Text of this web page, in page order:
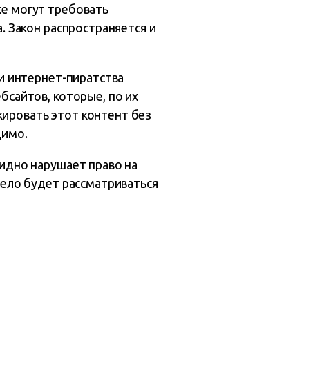
могут требовать
распространяется и
интернет-пиратства
которые, по их
этот контент без
нарушает право на
будет рассматриваться